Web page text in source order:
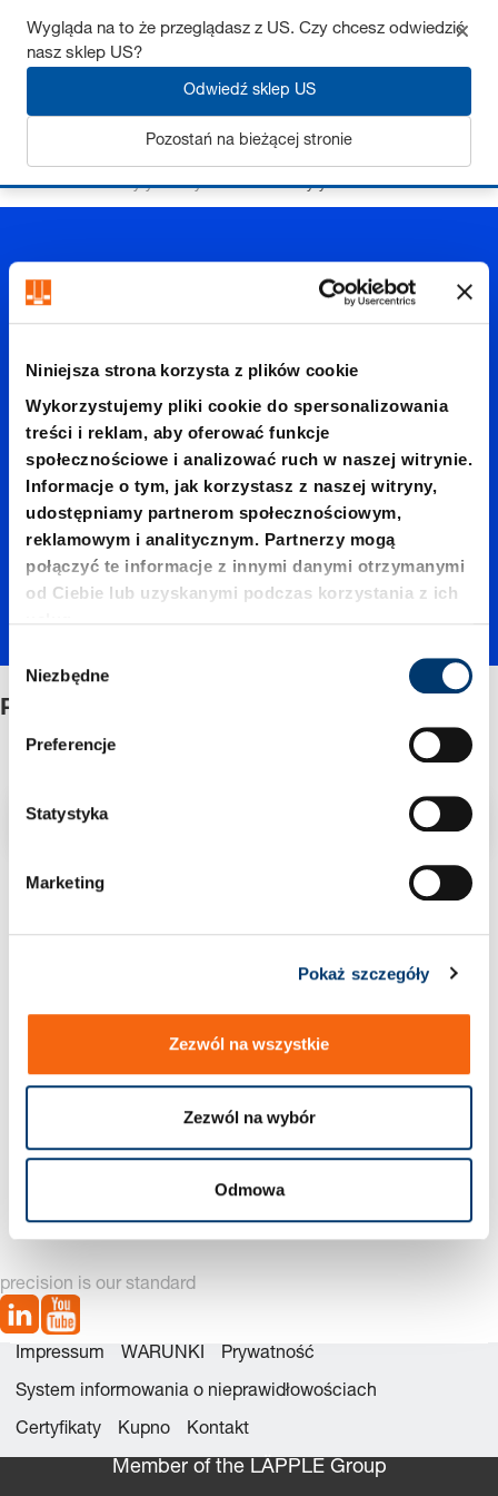
Niniejsza strona korzysta z plików cookie
Wykorzystujemy pliki cookie do spersonalizowania
treści i reklam, aby oferować funkcje
społecznościowe i analizować ruch w naszej witrynie.
Informacje o tym, jak korzystasz z naszej witryny,
udostępniamy partnerom społecznościowym,
reklamowym i analitycznym. Partnerzy mogą
połączyć te informacje z innymi danymi otrzymanymi
od Ciebie lub uzyskanymi podczas korzystania z ich
b
Niezbędne
Preferencje
Statystyka
Marketing
Pokaż szczegóły
Zezwól na wszystkie
Zezwól na wybór
Odmowa
Strona startowa Płyty i listwy szlifowane Płyty stalowe
Płyty
stalowe
Płyty stalowe
Filtr/sortowanie
1 Znaleziono artykuł
2900. Płyta stalowa ISO 6753-1
precision is our standard
Impressum WARUNKI Prywatność
System informowania o nieprawidłowościach
Certyfikaty Kupno Kontakt
Member of the LÄPPLE Group
Wygląda na to że przeglądasz z US. Czy chcesz odwiedzić
nasz sklep US?
Odwiedź sklep US
Pozostań na bieżącej stronie